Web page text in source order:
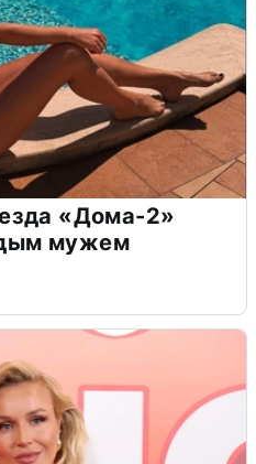
«Дома-2»
мужем